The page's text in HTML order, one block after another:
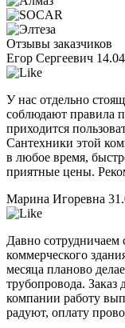
Отзывы заказчиков
Егор Сергеевич
У нас отдельно
соблюдают правила
приходится
Сантехники этой
в любое время,
приятные цены.
Марина Игоревна
Давно сотрудничаем
коммерческого
месяца планово
трубопровода.
компании работу
радуют, оплату